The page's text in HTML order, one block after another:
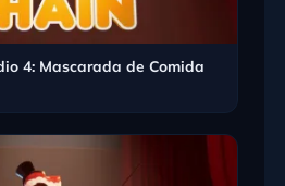
4: Mascarada de Comida